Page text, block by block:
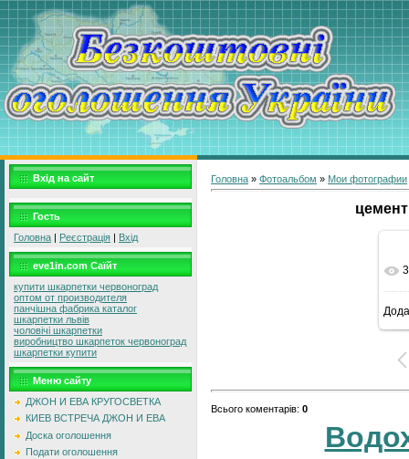
Вхід на сайт
Гость
Головна | Реєстрація | Вхід
eve1in.com Саїйт
купити шкарпетки червоноград
оптом от производителя
панчішна фабрика каталог
шкарпетки львів
чоловічі шкарпетки
виробництво шкарпеток червоноград
шкарпетки купити
Меню сайту
ДЖОН И ЕВА КРУГОСВЕТКА
КИЕВ ВСТРЕЧА ДЖОН И ЕВА
Доска оголошення
Подати оголошення
Головна » Фотоальбом » Мои фотографии
Всього коментарів: 0